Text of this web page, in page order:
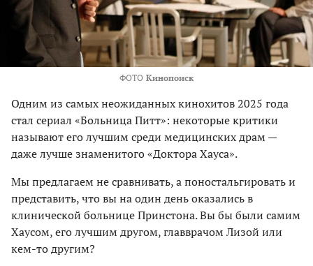
ФОТО Кинопоиск
Одним из самых неожиданных кинохитов 2025 года
стал сериал «Больница Питт»: некоторые критики
называют его лучшим среди медицинских драм —
даже лучше знаменитого «Доктора Хауса».
Мы предлагаем не сравнивать, а поностальгировать и
представить, что вы на один день оказались в
клинической больнице Принстона. Вы бы были самим
Хаусом, его лучшим другом, главврачом Лизой или
кем-то другим?